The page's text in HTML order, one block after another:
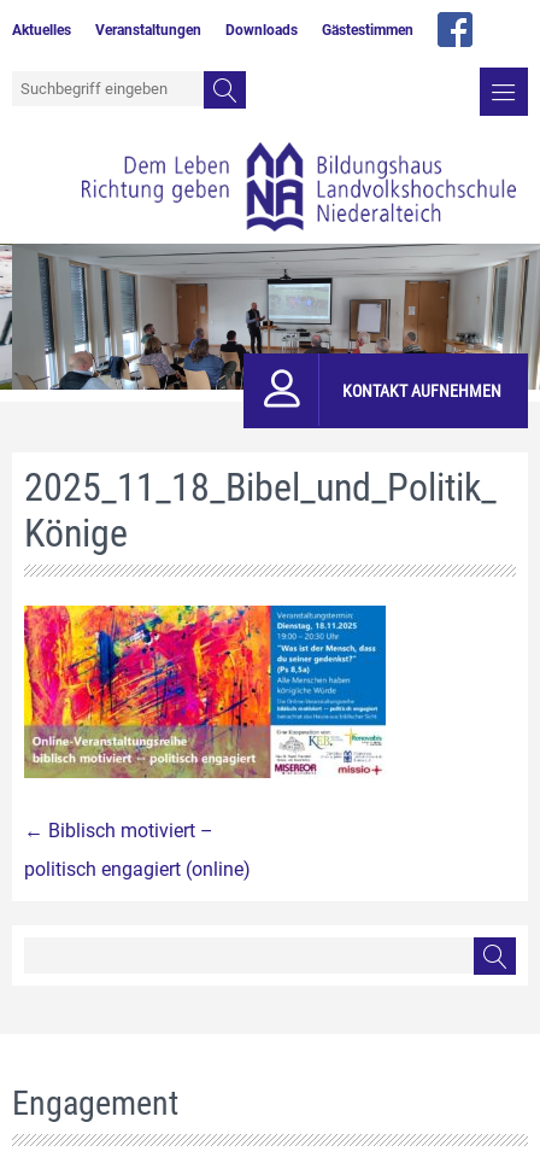
Aktuelles Veranstaltungen Downloads Gästestimmen
KONTAKT AUFNEHMEN
2025_11_18_Bibel_und_Politik_
Könige
Beitragsnavigation
← Biblisch motiviert –
politisch engagiert (online)
Engagement